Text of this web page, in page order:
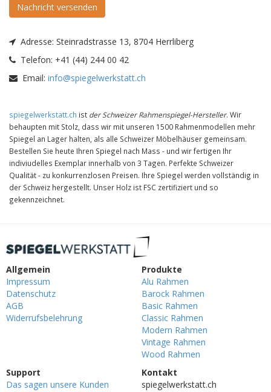
Nachricht versenden
Adresse: Steinradstrasse 13, 8704 Herrliberg
Telefon: +41 (44) 244 00 42
Email: info@spiegelwerkstatt.ch
spiegelwerkstatt.ch ist der Schweizer Rahmenspiegel-Hersteller. Wir
behaupten mit Stolz, dass wir mit unseren 1500 Rahmenmodellen mehr
Spiegel an Lager halten, als alle Schweizer Möbelhäuser gemeinsam.
Bestellen Sie heute Ihren Spiegel nach Mass - und wir fertigen Ihr
indiviudelles Exemplar innerhalb von 3 Tagen. Perfekte Schweizer
Qualität - zu konkurrenzlosen Preisen. Ihre Spiegel werden vollständig in
der Schweiz hergestellt. Unser Holz ist FSC zertifiziert und so
gekennzeichnet.
Allgemein
Impressum
Datenschutz
AGB
Widerrufsbelehrung
Produkte
Alu Rahmen
Barock Rahmen
Basic Rahmen
Classic Rahmen
Modern Rahmen
Vintage Rahmen
Wood Rahmen
Support
Das sagen unsere Kunden
Kontakt
spiegelwerkstatt.ch